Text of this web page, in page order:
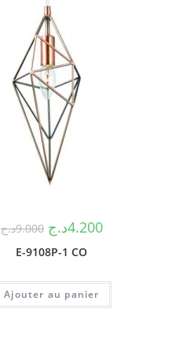
9.000د.ج 4.200د.ج
E-9108P-1 CO
Ajouter au panier